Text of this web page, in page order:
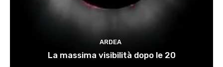
ARDEA
La massima visibilità dopo le 20